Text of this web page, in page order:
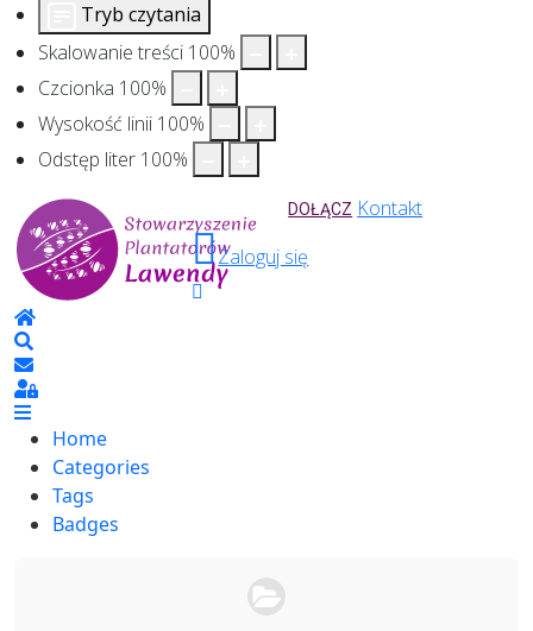
Tryb czytania
Skalowanie treści 100%
Czcionka 100%
Wysokość linii 100%
Odstęp liter 100%
DOŁĄCZ Kontakt
Zaloguj się
Home
Sign In
Home
Categories
Tags
Badges